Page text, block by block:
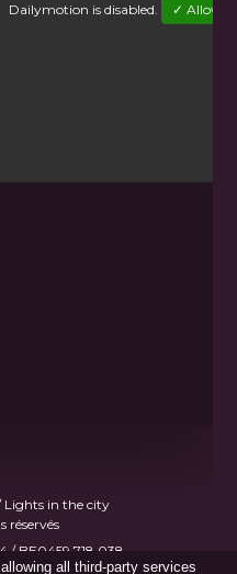
Dailymotion is disabled. ✓ Allow
Lights in the city
réservés
/ BE0459.718.038
all third-party services